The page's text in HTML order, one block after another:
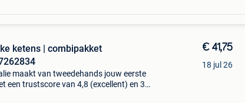
ketens | combipakket
maakt van tweedehands jouw eerste
een trustscore van 4,8 (excellent) en 30
€ 41,75
18 jul 26